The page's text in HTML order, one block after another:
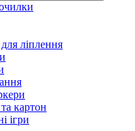
ліплення
картон
ігри